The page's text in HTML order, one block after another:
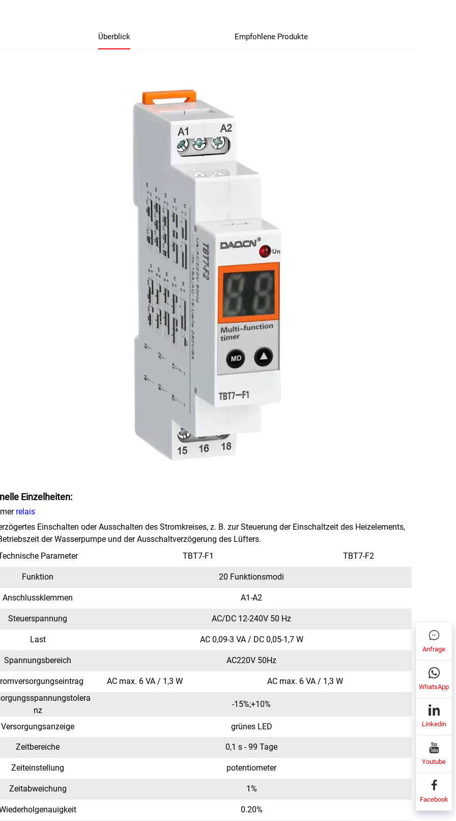
Überblick Empfohlene Produkte
Einzelheiten:
relais
Einschalten oder Ausschalten des Stromkreises, z. B. zur Steuerung der Einschaltzeit des Heizelements,
der Wasserpumpe und der Ausschaltverzögerung des Lüfters.
Parameter
TBT7-F1 TBT7-F2
Funktion 20 Funktionsmodi
Anschlussklemmen A1-A2
Steuerspannung AC/DC 12-240V 50 Hz
Last AC 0,09-3 VA / DC 0,05-1,7 W
Spannungsbereich AC220V 50Hz
AC max. 6 VA / 1,3 W
AC max. 6 VA / 1,3 W
nz
-15%;+10%
Versorgungsanzeige grünes LED
Zeitbereiche 0,1 s - 99 Tage
Zeiteinstellung potentiometer
Zeitabweichung 1%
0.20%
Anfrage
WhatsApp
Linkedin
Youtube
Facebook